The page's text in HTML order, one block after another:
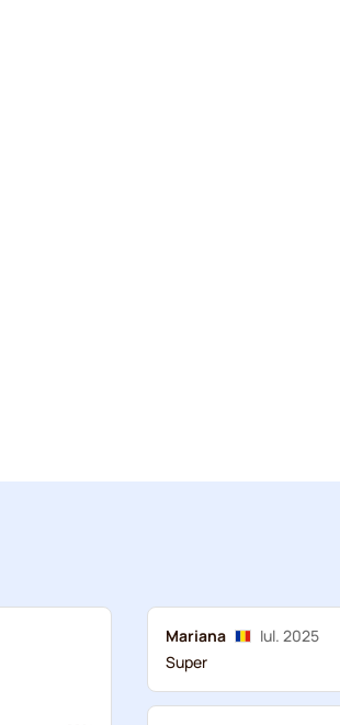
Mariana
Iul. 2025
Super